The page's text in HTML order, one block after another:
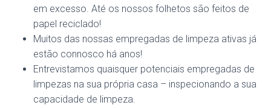
em excesso. Até os nossos folhetos são feitos de
papel reciclado!
Muitos das nossas empregadas de limpeza ativas já
estão connosco há anos!
Entrevistamos quaisquer potenciais empregadas de
limpezas na sua própria casa – inspecionando a sua
capacidade de limpeza.